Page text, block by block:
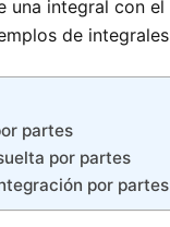
una integral con
de
partes
por partes
por partes